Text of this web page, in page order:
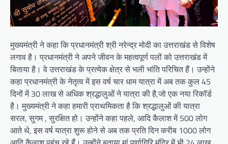
मुख्यमंत्री ने कहा कि प्रधानमंत्री श्री नरेन्द्र मोदी का उत्तराखंड से विशेष
लगाव है। प्रधानमंत्री ने अपने जीवन के महत्वपूर्ण पलों को उत्तराखंड में
बिताया है। वे उत्तराखंड के प्रत्येक क्षेत्र से भली भांति परिचित हैं। उन्होंने
कहा प्रधानमंत्री के नेतृत्व में इस वर्ष चार धाम यात्रा में अब तक कुल 45
दिनों में 30 लाख से अधिक श्रद्धालुओं ने यात्रा की है,जो एक नया रिकॉर्ड
है। मुख्यमंत्री ने कहा हमारी प्राथमिकता है कि श्रद्धालुओं की यात्रा
सरल, सुगम , सुरक्षित हो। उन्होंने कहा पहले, आदि कैलाश में 500 लोग
आते थे, इस वर्ष यात्रा शुरू होने से अब तक प्रति दिन करीब 1000 लोग